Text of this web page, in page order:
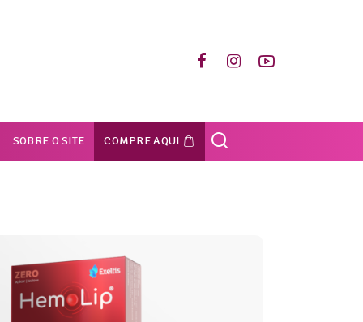
SOBRE O SITE COMPRE AQUI